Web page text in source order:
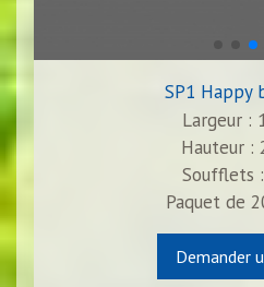
SP1 Happy
Largeur :
Hauteur :
Soufflets
Paquet de
Demander